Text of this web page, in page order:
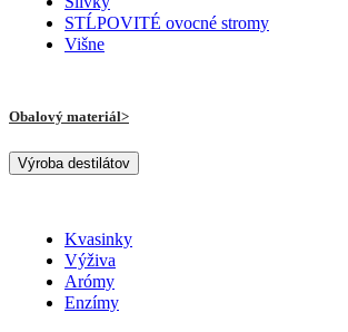
STĹPOVITÉ ovocné stromy
Višne
Obalový materiál
Výroba destilátov
Kvasinky
Výživa
Arómy
Enzímy